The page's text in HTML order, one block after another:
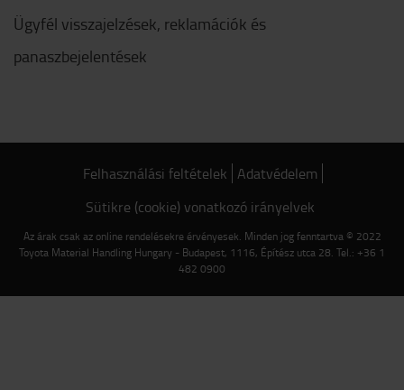
Ügyfél visszajelzések, reklamációk és
panaszbejelentések
Felhasználási feltételek Adatvédelem
Sütikre (cookie) vonatkozó irányelvek
Az árak csak az online rendelésekre érvényesek. Minden jog fenntartva © 2022
Toyota Material Handling Hungary - Budapest, 1116, Építész utca 28. Tel.: +36 1
482 0900